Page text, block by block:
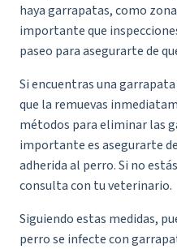
haya garrapatas, como
importante que
paseo para asegurarte de
Si encuentras una
que la remuevas
métodos para eliminar las
importante es asegurarte
adherida al perro. Si no
consulta con tu veterinario.
Siguiendo estas medidas,
perro se infecte con